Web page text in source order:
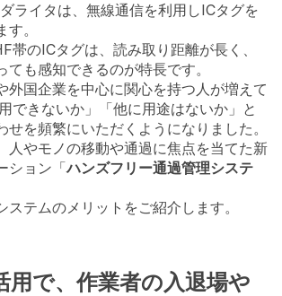
ライタは、無線通信を利用しICタグを
。
帯のICタグは、読み取り距離が長く、
ても感知できるのが特長です。
外国企業を中心に関心を持つ人が増えて
できないか」「他に用途はないか」と
せを頻繁にいただくようになりました。
人やモノの移動や通過に焦点を当てた新
ション「ハンズフリー通過管理システ
ステムのメリットをご紹介します。
用で、作業者の入退場や